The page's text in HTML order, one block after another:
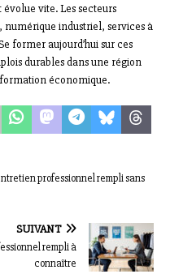
vite. Les secteurs
, numérique industriel, services à
former aujourd’hui sur ces
durables dans une région
économique.
professionnel rempli sans
SUIVANT
rempli à
connaître